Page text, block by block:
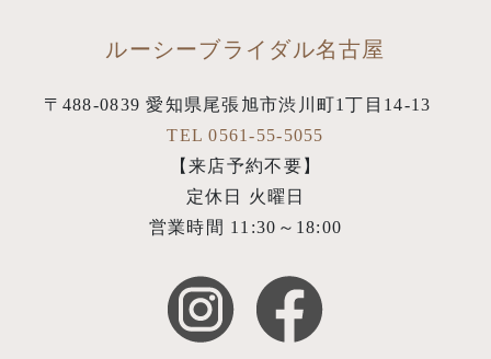
ルーシーブライダル名古屋
〒488-0839 愛知県尾張旭市渋川町1丁目14-13
TEL 0561-55-5055
【来店予約不要】
定休日 火曜日
営業時間 11:30～18:00